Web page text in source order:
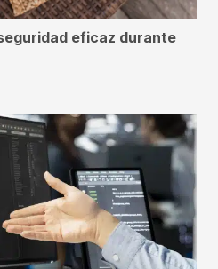
eficaz durante